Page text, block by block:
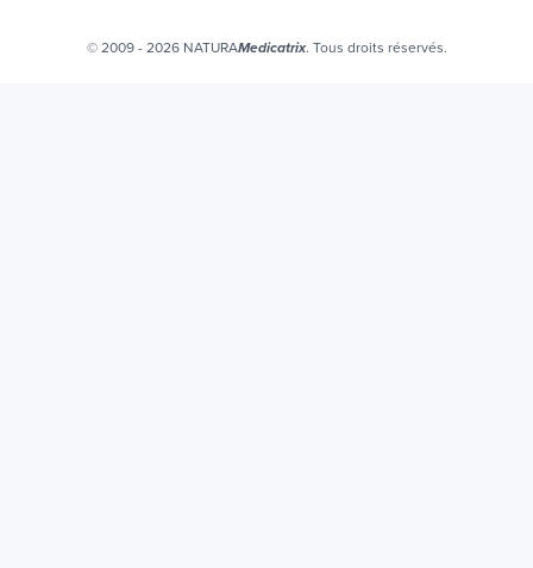
Certificats bio© 2009 - 2026 NATURAMedicatrix. Tous droits réservés.